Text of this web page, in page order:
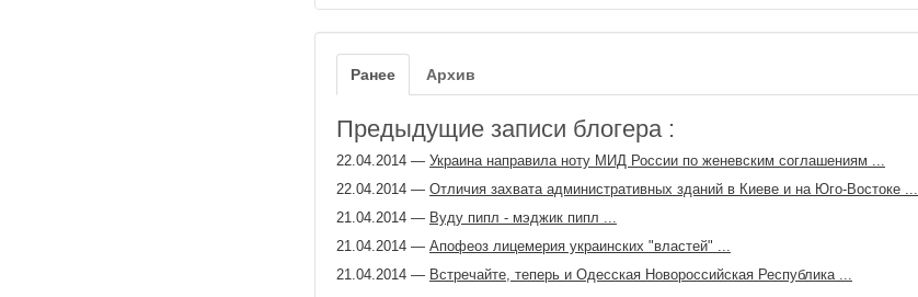
Ранее Архив
Предыдущие записи блогера :
22.04.2014 — Украина направила ноту МИД России по женевским соглашениям ...
22.04.2014 — Отличия захвата административных зданий в Киеве и на Юго-Востоке ...
21.04.2014 — Вуду пипл - мэджик пипл ...
21.04.2014 — Апофеоз лицемерия украинских "властей" ...
21.04.2014 — Встречайте, теперь и Одесская Новороссийская Республика ...